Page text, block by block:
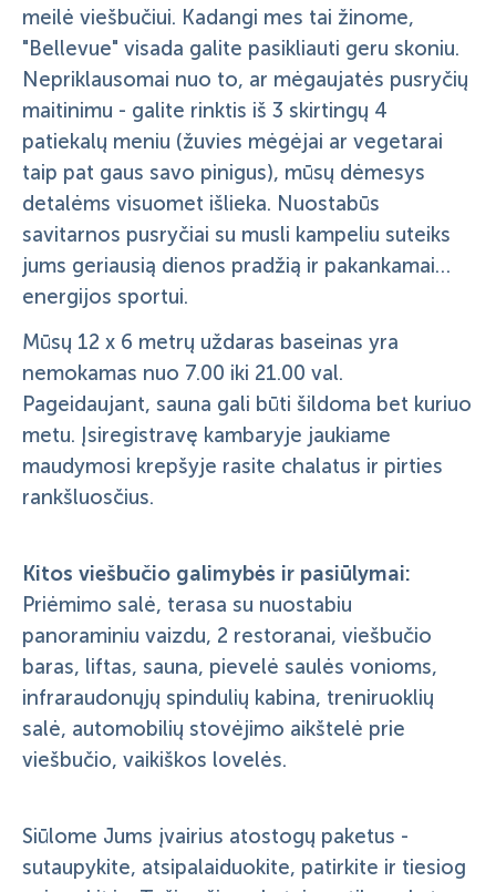
meilė viešbučiui. Kadangi mes tai žinome,
"Bellevue" visada galite pasikliauti geru skoniu.
Nepriklausomai nuo to, ar mėgaujatės pusryčių
maitinimu - galite rinktis iš 3 skirtingų 4
patiekalų meniu (žuvies mėgėjai ar vegetarai
taip pat gaus savo pinigus), mūsų dėmesys
detalėms visuomet išlieka. Nuostabūs
savitarnos pusryčiai su musli kampeliu suteiks
jums geriausią dienos pradžią ir pakankamai
energijos sportui.
Mūsų 12 x 6 metrų uždaras baseinas yra
nemokamas nuo 7.00 iki 21.00 val.
Pageidaujant, sauna gali būti šildoma bet kuriuo
metu. Įsiregistravę kambaryje jaukiame
maudymosi krepšyje rasite chalatus ir pirties
rankšluosčius.
Kitos viešbučio galimybės ir pasiūlymai:
Priėmimo salė, terasa su nuostabiu
panoraminiu vaizdu, 2 restoranai, viešbučio
baras, liftas, sauna, pievelė saulės vonioms,
infraraudonųjų spindulių kabina, treniruoklių
salė, automobilių stovėjimo aikštelė prie
viešbučio, vaikiškos lovelės.
Siūlome Jums įvairius atostogų paketus -
sutaupykite, atsipalaiduokite, patirkite ir tiesiog